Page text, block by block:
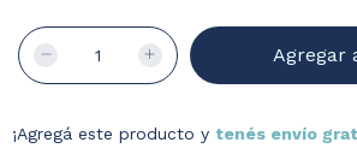
¡Agregá este producto y tenés envío